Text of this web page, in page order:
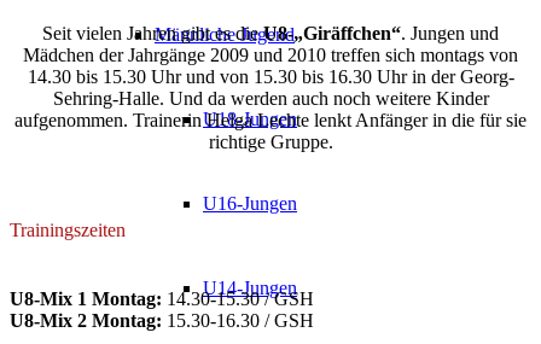
Männliche Jugend
U18-Jungen
U16-Jungen
U14-Jungen
Seit vielen Jahren gibt es dieU8-„Giräffchen“. Jungen und
Mädchen der Jahrgänge 2009 und 2010 treffen sich montags von
14.30 bis 15.30 Uhr und von 15.30 bis 16.30 Uhr in der Georg-
Sehring-Halle. Und da werden auch noch weitere Kinder
aufgenommen. Trainerin Helga Lechte lenkt Anfänger in die für sie
richtige Gruppe.
Trainingszeiten
U8-Mix 1 Montag: 14.30-15.30 / GSH
U8-Mix 2 Montag: 15.30-16.30 / GSH